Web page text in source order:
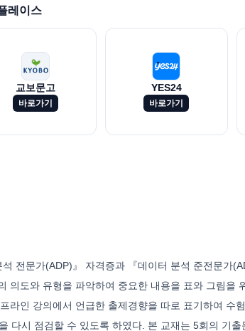
레이스
교보문고
바로가기
YES24
바로가기
전문가(ADP)』 자격증과 『데이터 분석 준전문가
의도와 유형을 파악하여 중요한 내용을 표와 그림을
라인 강의에서 언급한 출제경향을 따로 표기하여 수
다시 점검할 수 있도록 하였다. 본 교재는 5회의 기